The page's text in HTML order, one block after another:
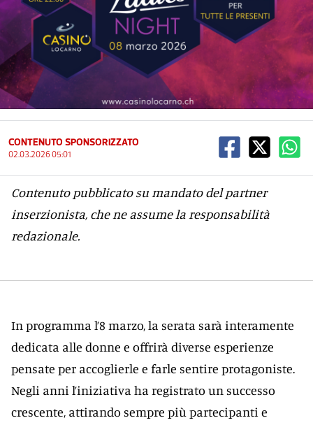
CONTENUTO SPONSORIZZATO
02.03.2026 05:01
Contenuto pubblicato su mandato del partner
inserzionista, che ne assume la responsabilità
redazionale.
In programma l’8 marzo, la serata sarà interamente
dedicata alle donne e offrirà diverse esperienze
pensate per accoglierle e farle sentire protagoniste.
Negli anni l’iniziativa ha registrato un successo
crescente, attirando sempre più partecipanti e